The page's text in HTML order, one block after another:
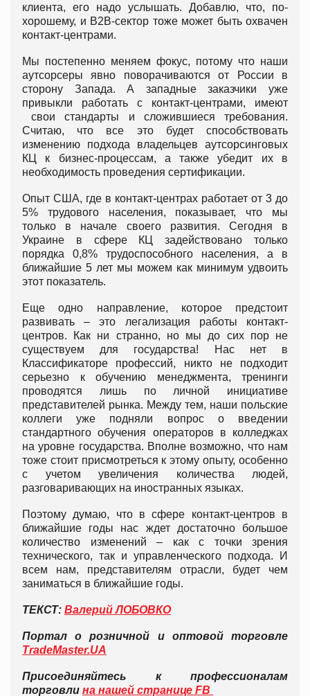
клиента, его надо услышать. Добавлю, что, по-
хорошему, и B2B-сектор тоже может быть охвачен
контакт-центрами.
Мы постепенно меняем фокус, потому что наши
аутсорсеры явно поворачиваются от России в
сторону Запада. А западные заказчики уже
привыкли работать с контакт-центрами, имеют
свои стандарты и сложившиеся требования.
Считаю, что все это будет способствовать
изменению подхода владельцев аутсорсинговых
КЦ к бизнес-процессам, а также убедит их в
необходимость проведения сертификации.
Опыт США, где в контакт-центрах работает от 3 до
5% трудового населения, показывает, что мы
только в начале своего развития. Сегодня в
Украине в сфере КЦ задействовано только
порядка 0,8% трудоспособного населения, а в
ближайшие 5 лет мы можем как минимум удвоить
этот показатель.
Еще одно направление, которое предстоит
развивать – это легализация работы контакт-
центров. Как ни странно, но мы до сих пор не
существуем для государства! Нас нет в
Классификаторе профессий, никто не подходит
серьезно к обучению менеджмента, тренинги
проводятся лишь по личной инициативе
представителей рынка. Между тем, наши польские
коллеги уже подняли вопрос о введении
стандартного обучения операторов в колледжах
на уровне государства. Вполне возможно, что нам
тоже стоит присмотреться к этому опыту, особенно
с учетом увеличения количества людей,
разговаривающих на иностранных языках.
Поэтому думаю, что в сфере контакт-центров в
ближайшие годы нас ждет достаточно большое
количество изменений – как с точки зрения
технического, так и управленческого подхода. И
всем нам, представителям отрасли, будет чем
заниматься в ближайшие годы.
ТЕКСТ: Валерий ЛОБОВКО
Портал о розничной и оптовой торговле
TradeMaster.UA
Присоединяйтесь к профессионалам
торговли на нашей странице FB